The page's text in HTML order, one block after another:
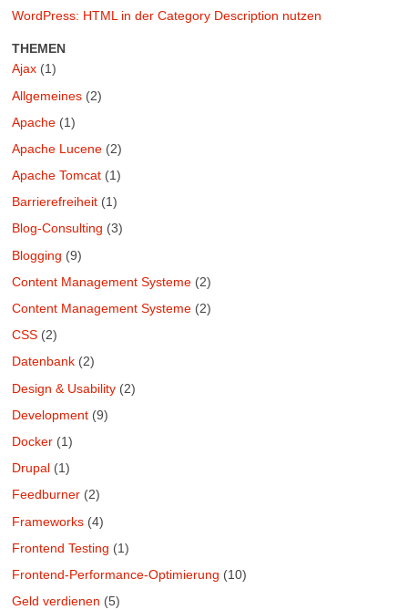
WordPress: HTML in der Category Description nutzen
THEMEN
Ajax (1)
Allgemeines (2)
Apache (1)
Apache Lucene (2)
Apache Tomcat (1)
Barrierefreiheit (1)
Blog-Consulting (3)
Blogging (9)
Content Management Systeme (2)
Content Management Systeme (2)
CSS (2)
Datenbank (2)
Design & Usability (2)
Development (9)
Docker (1)
Drupal (1)
Feedburner (2)
Frameworks (4)
Frontend Testing (1)
Frontend-Performance-Optimierung (10)
Geld verdienen (5)